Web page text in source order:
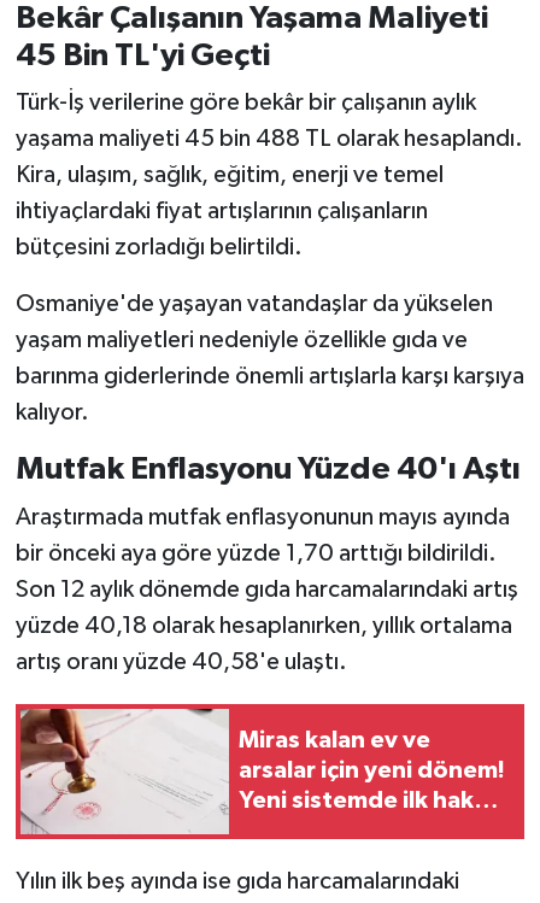
Bekâr Çalışanın Yaşama Maliyeti
45 Bin TL'yi Geçti
Türk-İş verilerine göre bekâr bir çalışanın aylık
yaşama maliyeti 45 bin 488 TL olarak hesaplandı.
Kira, ulaşım, sağlık, eğitim, enerji ve temel
ihtiyaçlardaki fiyat artışlarının çalışanların
bütçesini zorladığı belirtildi.
Osmaniye'de yaşayan vatandaşlar da yükselen
yaşam maliyetleri nedeniyle özellikle gıda ve
barınma giderlerinde önemli artışlarla karşı karşıya
kalıyor.
Mutfak Enflasyonu Yüzde 40'ı Aştı
Araştırmada mutfak enflasyonunun mayıs ayında
bir önceki aya göre yüzde 1,70 arttığı bildirildi.
Son 12 aylık dönemde gıda harcamalarındaki artış
yüzde 40,18 olarak hesaplanırken, yıllık ortalama
artış oranı yüzde 40,58'e ulaştı.
Miras kalan ev ve
arsalar için yeni dönem!
Yeni sistemde ilk hak
Yılın ilk beş ayında ise gıda harcamalarındaki